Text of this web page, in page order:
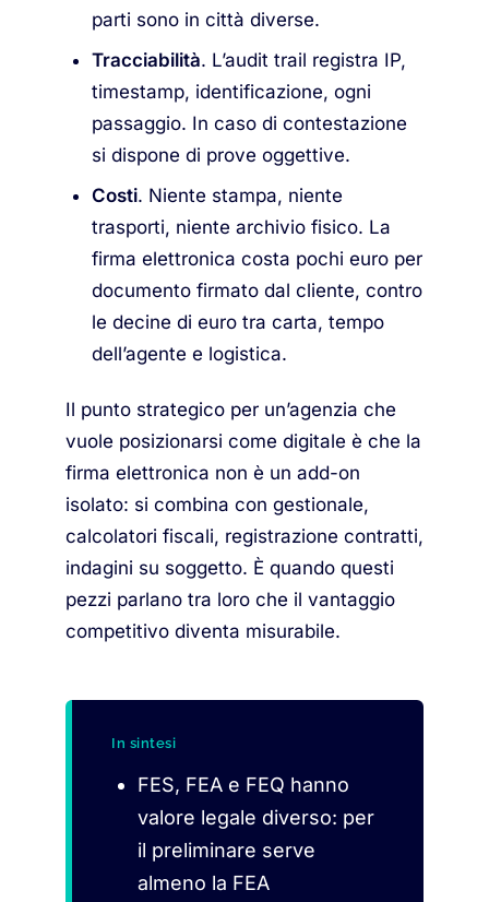
parti sono in città diverse.
Tracciabilità. L’audit trail registra IP,
timestamp, identificazione, ogni
passaggio. In caso di contestazione
si dispone di prove oggettive.
Costi. Niente stampa, niente
trasporti, niente archivio fisico. La
firma elettronica costa pochi euro per
documento firmato dal cliente, contro
le decine di euro tra carta, tempo
dell’agente e logistica.
Il punto strategico per un’agenzia che
vuole posizionarsi come digitale è che la
firma elettronica non è un add-on
isolato: si combina con gestionale,
calcolatori fiscali, registrazione contratti,
indagini su soggetto. È quando questi
pezzi parlano tra loro che il vantaggio
competitivo diventa misurabile.
In sintesi
FES, FEA e FEQ hanno
valore legale diverso: per
il preliminare serve
almeno la FEA